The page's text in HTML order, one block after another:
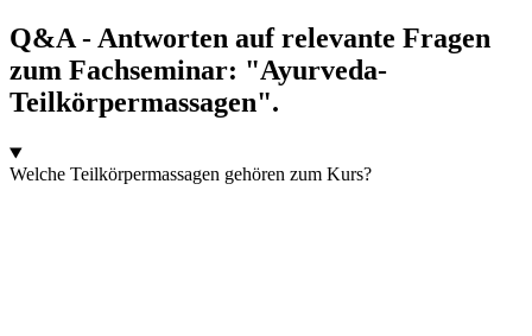
Q&A - Antworten auf relevante Fragen
zum Fachseminar: "Ayurveda-
Teilkörpermassagen".
Welche Teilkörpermassagen gehören zum Kurs?